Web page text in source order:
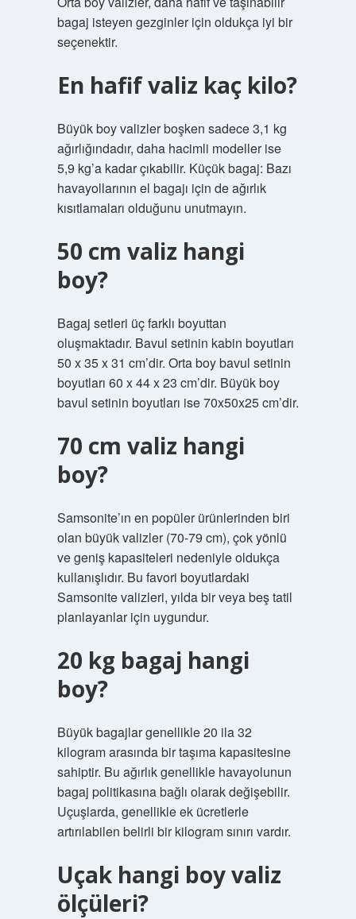
bagaj isteyen gezginler için oldukça iyi bir
seçenektir.
En hafif valiz kaç kilo?
Büyük boy valizler boşken sadece 3,1 kg
ağırlığındadır, daha hacimli modeller ise
5,9 kg’a kadar çıkabilir. Küçük bagaj: Bazı
havayollarının el bagajı için de ağırlık
kısıtlamaları olduğunu unutmayın.
50 cm valiz hangi
boy?
Bagaj setleri üç farklı boyuttan
oluşmaktadır. Bavul setinin kabin boyutları
50 x 35 x 31 cm’dir. Orta boy bavul setinin
boyutları 60 x 44 x 23 cm’dir. Büyük boy
bavul setinin boyutları ise 70x50x25 cm’dir.
70 cm valiz hangi
boy?
Samsonite’ın en popüler ürünlerinden biri
olan büyük valizler (70-79 cm), çok yönlü
ve geniş kapasiteleri nedeniyle oldukça
kullanışlıdır. Bu favori boyutlardaki
Samsonite valizleri, yılda bir veya beş tatil
planlayanlar için uygundur.
20 kg bagaj hangi
boy?
Büyük bagajlar genellikle 20 ila 32
kilogram arasında bir taşıma kapasitesine
sahiptir. Bu ağırlık genellikle havayolunun
bagaj politikasına bağlı olarak değişebilir.
Uçuşlarda, genellikle ek ücretlerle
artırılabilen belirli bir kilogram sınırı vardır.
Uçak hangi boy valiz
ölçüleri?